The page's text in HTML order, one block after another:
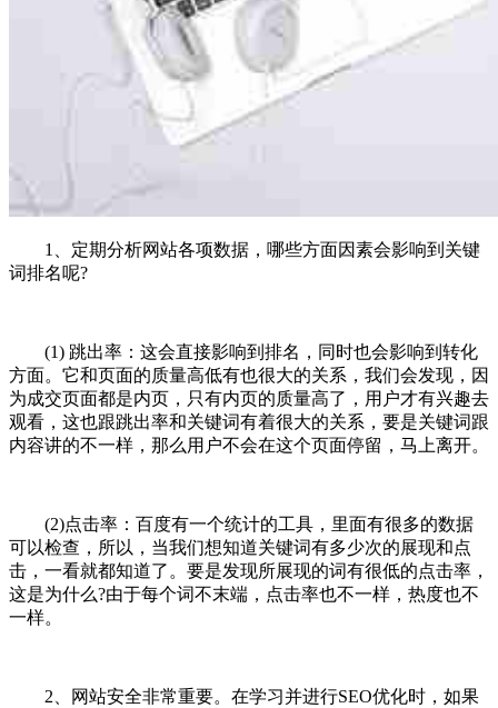
1、定期分析网站各项数据，哪些方面因素会影响到关键
词排名呢?
(1) 跳出率：这会直接影响到排名，同时也会影响到转化
方面。它和页面的质量高低有也很大的关系，我们会发现，因
为成交页面都是内页，只有内页的质量高了，用户才有兴趣去
观看，这也跟跳出率和关键词有着很大的关系，要是关键词跟
内容讲的不一样，那么用户不会在这个页面停留，马上离开。
(2)点击率：百度有一个统计的工具，里面有很多的数据
可以检查，所以，当我们想知道关键词有多少次的展现和点
击，一看就都知道了。要是发现所展现的词有很低的点击率，
这是为什么?由于每个词不末端，点击率也不一样，热度也不
一样。
2、网站安全非常重要。在学习并进行SEO优化时，如果